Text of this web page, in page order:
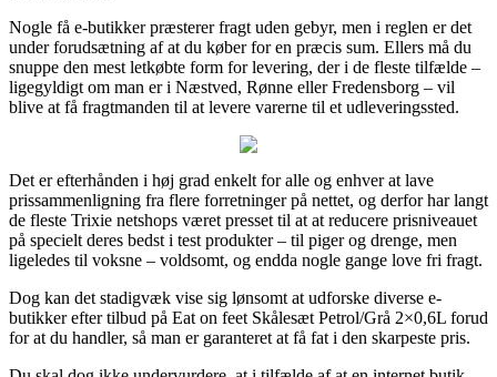
Nogle få e-butikker præsterer fragt uden gebyr, men i reglen er det
under forudsætning af at du køber for en præcis sum. Ellers må du
snuppe den mest letkøbte form for levering, der i de fleste tilfælde –
ligegyldigt om man er i Næstved, Rønne eller Fredensborg – vil
blive at få fragtmanden til at levere varerne til et udleveringssted.
Det er efterhånden i høj grad enkelt for alle og enhver at lave
prissammenligning fra flere forretninger på nettet, og derfor har langt
de fleste Trixie netshops været presset til at at reducere prisniveauet
på specielt deres bedst i test produkter – til piger og drenge, men
ligeledes til voksne – voldsomt, og endda nogle gange love fri fragt.
Dog kan det stadigvæk vise sig lønsomt at udforske diverse e-
butikker efter tilbud på Eat on feet Skålesæt Petrol/Grå 2×0,6L forud
for at du handler, så man er garanteret at få fat i den skarpeste pris.